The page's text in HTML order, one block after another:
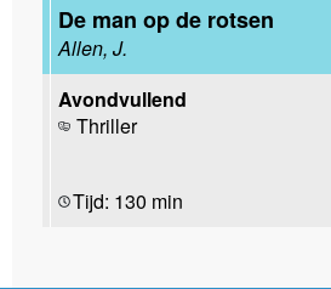
De man op de rotsen
Allen, J.
Avondvullend
Thriller
Tijd: 130 min